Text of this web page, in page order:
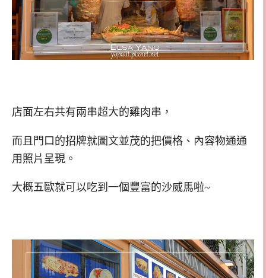
店面左右共有兩串超大的雞肉串，
而且門口的招牌就圖文並茂的把價格、內容物通通
用照片呈現。
大概五歐就可以吃到一個豐富的沙威馬啦~